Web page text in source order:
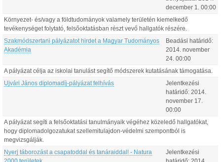
december 1 00:00
Környezet- és/vagy a földtudományok valamely területén kiemelkedő
tevékenységet folytató, felsőoktatásban részt vevő hallgatók részére.
Szakmódszertani pályázatot hirdet a Magyar Tudományos
Akadémia
Beadási határidő:
2014. november
24 00:00
A pályázat célja az iskolai tanulást segítő módszerek kutatásának támogatása.
Ujvári János diplomadíj-pályázat felhívás
Jelentkezési
határidő: 2014.
november 17
00:00
A pályázat segíti a felsőoktatási tanulmányaik végéhez közeledő hallgatókat,
hogy diplomadolgozatukat szellemitulajdon-védelmi szempontból is
megvizsgálják.
Nyerj táborozást a csapatoddal és tanáraiddal! - Natura
Jelentkezési